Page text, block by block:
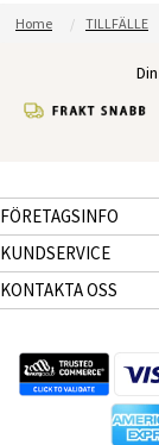
Home TILLFÄLLE
FÖRETAGSINFO
KUNDSERVICE
KONTAKTA OSS